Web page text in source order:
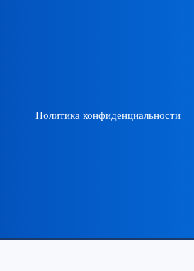
Политика конфиденциальности